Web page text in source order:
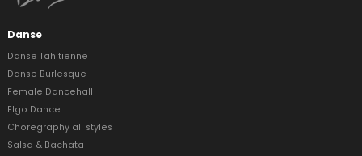
Danse
Danse Tahitienne
Danse Burlesque
Female Dancehall
Elgo Dance
Choregraphy all styles
Salsa & Bachata